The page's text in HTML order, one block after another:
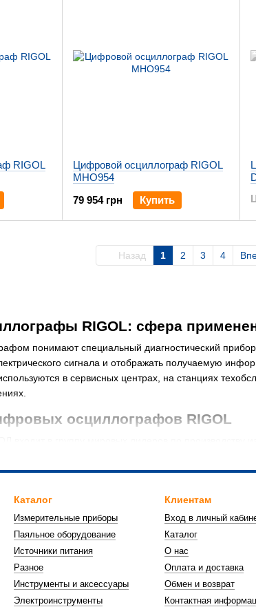
RIGOL: сфера
понимают специальный диагностический
сигнала и отображать получаемую
в сервисных центрах, на станциях
осциллографов RIGOL
схемы.
полученные данные, некоторые модели можно
характеристики цифровых
осциллографа РИГОЛ является доступная
во время создания этой группы товаров;
RIGOL
Цифровой осциллограф RIGOL
MHO954
79 954 грн
Купить
Назад 1 2 3 4
Каталог
Измерительные приборы
Паяльное оборудование
Источники питания
Разное
Инструменты и аксессуары
Электроинструменты
Клиентам
Вход в личный
Каталог
О нас
Оплата и доставка
Обмен и возврат
Контактная